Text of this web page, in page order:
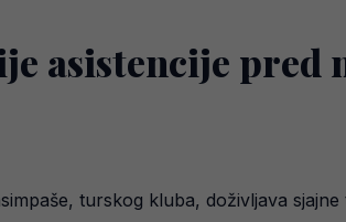
asistencije pred
turskog kluba, doživljava